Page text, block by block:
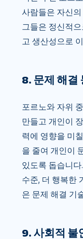
사람들은 자신
그들은 정신적
고 생산성으로
8. 문제 해결
포르노와 자위
만들고 개인이
력에 영향을 미
을 줄여 개인이
있도록 돕습니
수준, 더 행복한
은 문제 해결 기
9. 사회적 불